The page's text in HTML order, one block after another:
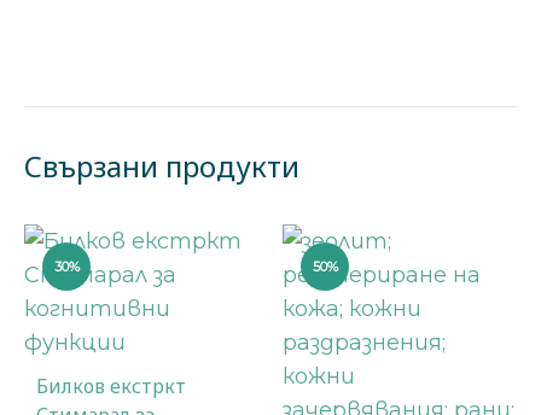
Свързани продукти
30%
Билков екстркт
50%